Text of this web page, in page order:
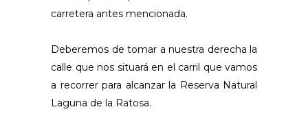
carretera antes mencionada.
Deberemos de tomar a nuestra derecha la
calle que nos situará en el carril que vamos
a recorrer para alcanzar la Reserva Natural
Laguna de la Ratosa.